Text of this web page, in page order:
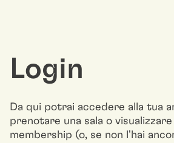
Login
Da qui potrai accedere alla tua
prenotare una sala o
membership (o, se non l'hai